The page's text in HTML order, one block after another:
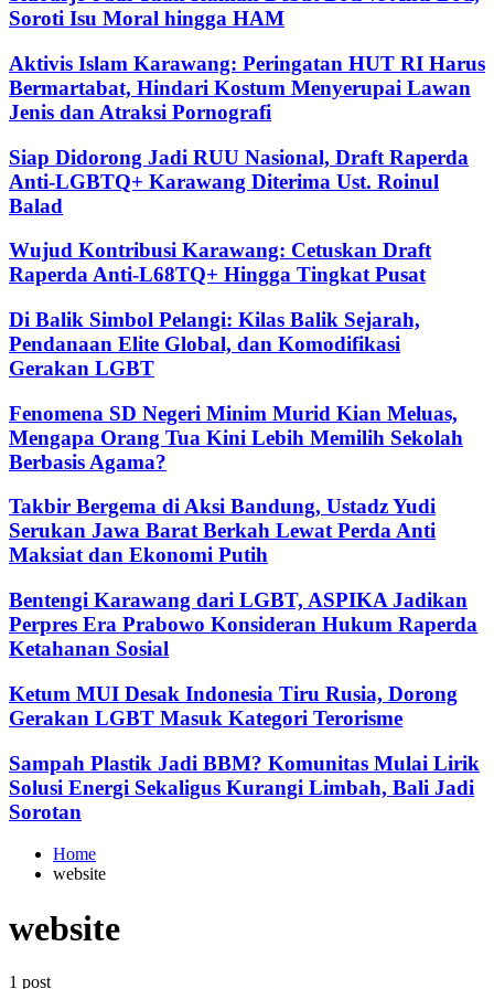
Soroti Isu Moral hingga HAM
Aktivis Islam Karawang: Peringatan HUT RI Harus
Bermartabat, Hindari Kostum Menyerupai Lawan
Jenis dan Atraksi Pornografi
Siap Didorong Jadi RUU Nasional, Draft Raperda
Anti-LGBTQ+ Karawang Diterima Ust. Roinul
Balad
Wujud Kontribusi Karawang: Cetuskan Draft
Raperda Anti-L68TQ+ Hingga Tingkat Pusat
Di Balik Simbol Pelangi: Kilas Balik Sejarah,
Pendanaan Elite Global, dan Komodifikasi
Gerakan LGBT
Fenomena SD Negeri Minim Murid Kian Meluas,
Mengapa Orang Tua Kini Lebih Memilih Sekolah
Berbasis Agama?
Takbir Bergema di Aksi Bandung, Ustadz Yudi
Serukan Jawa Barat Berkah Lewat Perda Anti
Maksiat dan Ekonomi Putih
Bentengi Karawang dari LGBT, ASPIKA Jadikan
Perpres Era Prabowo Konsideran Hukum Raperda
Ketahanan Sosial
Ketum MUI Desak Indonesia Tiru Rusia, Dorong
Gerakan LGBT Masuk Kategori Terorisme
Sampah Plastik Jadi BBM? Komunitas Mulai Lirik
Solusi Energi Sekaligus Kurangi Limbah, Bali Jadi
Sorotan
Home
website
website
1 post